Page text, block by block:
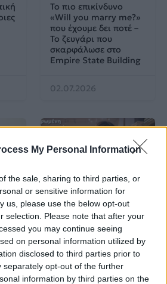
My Personal Information
the sale, sharing to third parties, or
or sensitive information for
us, please use the below opt-out
selection. Please note that after your
you may continue seeing
on personal information utilized by
disclosed to third parties prior to
separately opt-out of the further
information by third parties on the
Το πιο επικίνδυνο
«Will you marry me?»
που έχουμε δει ποτέ –
Το ζευγάρι που
σκαρφάλωσε στο
Empire State Building
02.07.2026
Corporate News
Μία κάρτα για όλες τις
προνοιακές παροχές!